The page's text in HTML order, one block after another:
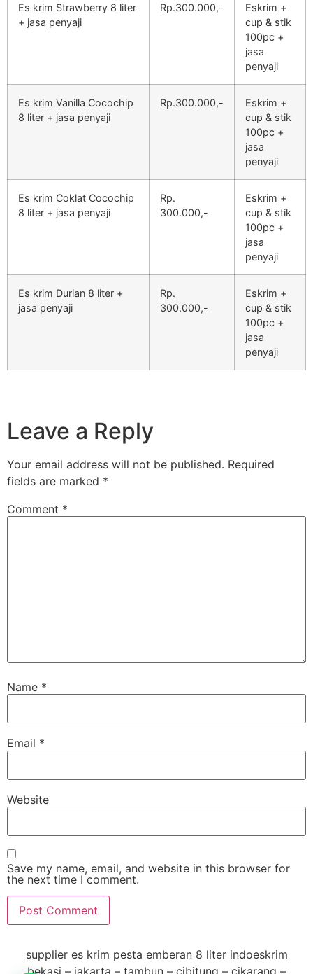
Es krim Strawberry 8 liter
+ jasa penyaji
Rp.300.000,-
Eskrim +
cup & stik
100pc +
jasa
penyaji
Es krim Vanilla Cocochip
8 liter + jasa penyaji
Rp.300.000,-
Eskrim +
cup & stik
100pc +
jasa
penyaji
Es krim Coklat Cocochip
8 liter + jasa penyaji
Rp.
300.000,-
Eskrim +
cup & stik
100pc +
jasa
penyaji
Es krim Durian 8 liter +
jasa penyaji
Rp.
300.000,-
Eskrim +
cup & stik
100pc +
jasa
penyaji
Leave a Reply
Your email address will not be published. Required
fields are marked *
Comment *
Name *
Email *
Website
Save my name, email, and website in this browser for
the next time I comment.
supplier es krim pesta emberan 8 liter indoeskrim